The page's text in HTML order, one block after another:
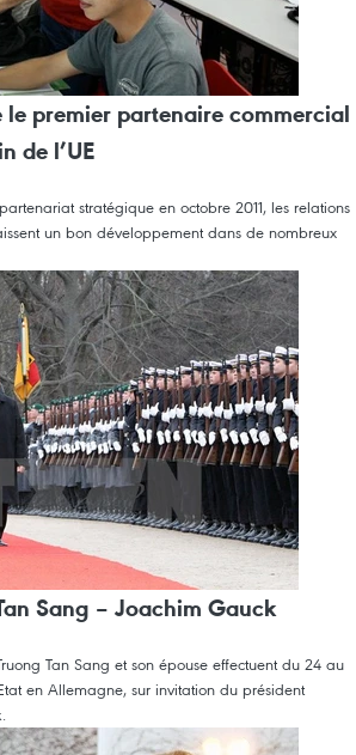
le premier partenaire commercial
de l’UE
stratégique en octobre 2011, les relations
un bon développement dans de nombreux
Sang – Joachim Gauck
Tan Sang et son épouse effectuent du 24 au
en Allemagne, sur invitation du président